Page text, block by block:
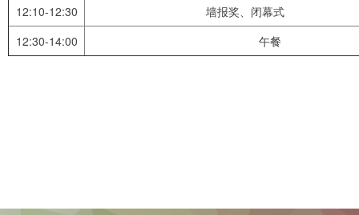
12:10-12:30
墙报奖、闭幕式
12:30-14:00
午餐